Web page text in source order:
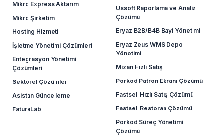
Mikro Express Aktarım
Mikro Şirketim
Hosting Hizmeti
İşletme Yönetimi Çözümleri
Entegrasyon Yönetimi
Çözümleri
Sektörel Çözümler
Asistan Güncelleme
FaturaLab
Ussoft Raporlama ve Analiz
Çözümü
Eryaz B2B/B4B Bayi Yönetimi
Eryaz Zeus WMS Depo
Yönetimi
Mizan Hızlı Satış
Porkod Patron Ekranı Çözümü
Fastsell Hızlı Satış Çözümü
Fastsell Restoran Çözümü
Porkod Süreç Yönetimi
Çözümü